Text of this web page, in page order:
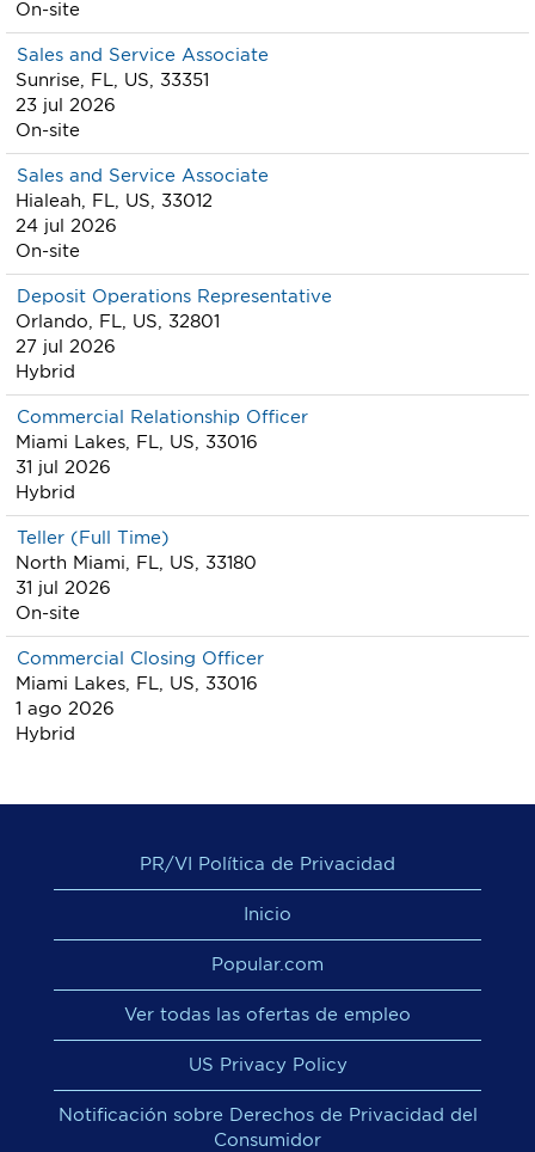
On-site
Sales and Service Associate
Sunrise, FL, US, 33351
23 jul 2026
On-site
Sales and Service Associate
Hialeah, FL, US, 33012
24 jul 2026
On-site
Deposit Operations Representative
Orlando, FL, US, 32801
27 jul 2026
Hybrid
Commercial Relationship Officer
Miami Lakes, FL, US, 33016
31 jul 2026
Hybrid
Teller (Full Time)
North Miami, FL, US, 33180
31 jul 2026
On-site
Commercial Closing Officer
Miami Lakes, FL, US, 33016
1 ago 2026
Hybrid
PR/VI Política de Privacidad
Inicio
Popular.com
Ver todas las ofertas de empleo
US Privacy Policy
Notificación sobre Derechos de Privacidad del
Consumidor